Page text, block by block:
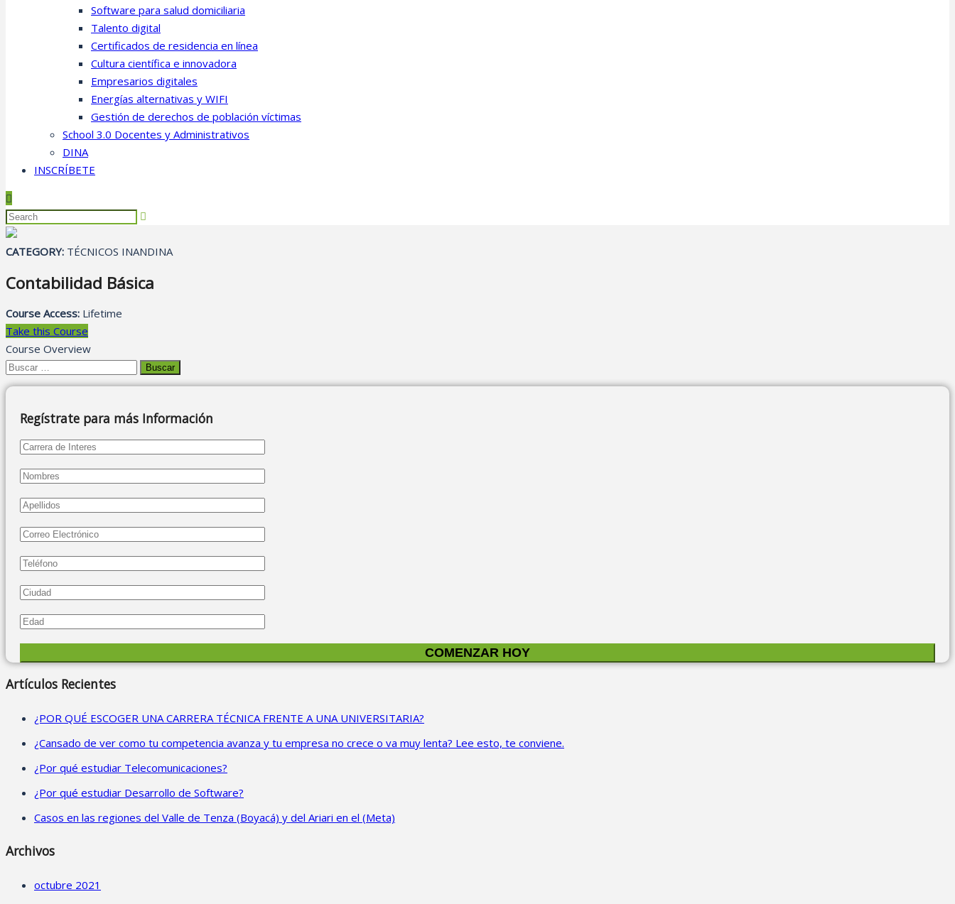
Software para salud domiciliaria
Talento digital
Certificados de residencia en línea
Cultura científica e innovadora
Empresarios digitales
Energías alternativas y WIFI
Gestión de derechos de población víctimas
School 3.0 Docentes y Administrativos
DINA
INSCRÍBETE
CATEGORY: TÉCNICOS INANDINA
Contabilidad Básica
Course Access: Lifetime
Take this Course
Course Overview
Buscar:
Regístrate para más Información
Artículos Recientes
¿POR QUÉ ESCOGER UNA CARRERA TÉCNICA FRENTE A UNA UNIVERSITARIA?
¿Cansado de ver como tu competencia avanza y tu empresa no crece o va muy lenta? Lee esto, te conviene.
¿Por qué estudiar Telecomunicaciones?
¿Por qué estudiar Desarrollo de Software?
Casos en las regiones del Valle de Tenza (Boyacá) y del Ariari en el (Meta)
Archivos
octubre 2021